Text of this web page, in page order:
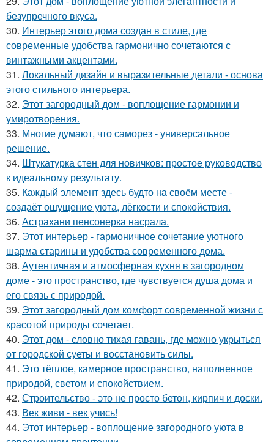
безупречного вкуса.
30. Интерьер этого дома создан в стиле, где
современные удобства гармонично сочетаются с
винтажными акцентами.
31. Локальный дизайн и выразительные детали - основа
этого стильного интерьера.
32. Этот загородный дом - воплощение гармонии и
умиротворения.
33. Многие думают, что саморез - универсальное
решение.
34. Штукатурка стен для новичков: простое руководство
к идеальному результату.
35. Каждый элемент здесь будто на своём месте -
создаёт ощущение уюта, лёгкости и спокойствия.
36. Астрахани пенсонерка насрала.
37. Этот интерьер - гармоничное сочетание уютного
шарма старины и удобства современного дома.
38. Аутентичная и атмосферная кухня в загородном
доме - это пространство, где чувствуется душа дома и
его связь с природой.
39. Этот загородный дом комфорт современной жизни с
красотой природы сочетает.
40. Этот дом - словно тихая гавань, где можно укрыться
от городской суеты и восстановить силы.
41. Это тёплое, камерное пространство, наполненное
природой, светом и спокойствием.
42. Строительство - это не просто бетон, кирпич и доски.
43. Век живи - век учись!
44. Этот интерьер - воплощение загородного уюта в